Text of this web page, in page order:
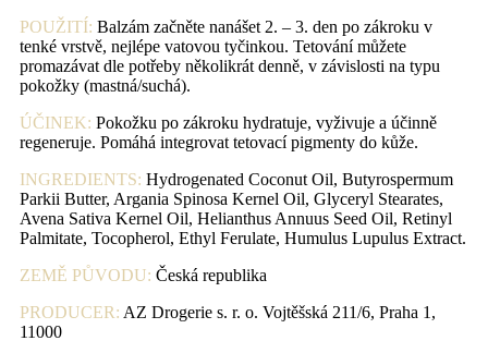
POUŽITÍ: Balzám začněte nanášet 2. – 3. den po zákroku v
tenké vrstvě, nejlépe vatovou tyčinkou. Tetování můžete
promazávat dle potřeby několikrát denně, v závislosti na typu
pokožky (mastná/suchá).
ÚČINEK: Pokožku po zákroku hydratuje, vyživuje a účinně
regeneruje. Pomáhá integrovat tetovací pigmenty do kůže.
INGREDIENTS: Hydrogenated Coconut Oil, Butyrospermum
Parkii Butter, Argania Spinosa Kernel Oil, Glyceryl Stearates,
Avena Sativa Kernel Oil, Helianthus Annuus Seed Oil, Retinyl
Palmitate, Tocopherol, Ethyl Ferulate, Humulus Lupulus Extract.
ZEMĚ PŮVODU: Česká republika
PRODUCER: AZ Drogerie s. r. o. Vojtěšská 211/6, Praha 1,
11000